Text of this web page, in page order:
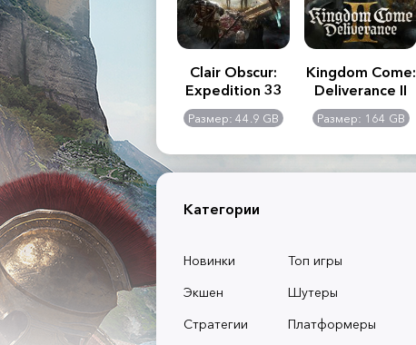
2:
-
GB
Assassin's Creed
Shadows
Размер: 117 GB
Clair Obscur:
Expedition 33
Размер: 44.9 GB
Kingdom Come:
Deliverance II
Размер: 164 GB
Категории
Новинки
Топ игры
Экшен
Шутеры
Стратегии
Платформеры